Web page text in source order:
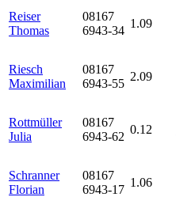
Reiser
Thomas
08167
6943-34
1.09
Riesch
Maximilian
08167
6943-55
2.09
Rottmüller
Julia
08167
6943-62
0.12
Schranner
Florian
08167
6943-17
1.06